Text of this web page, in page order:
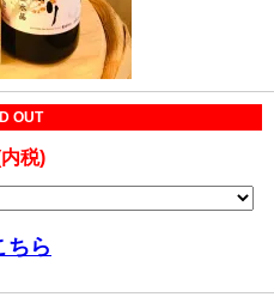
OUT
税)
ちら